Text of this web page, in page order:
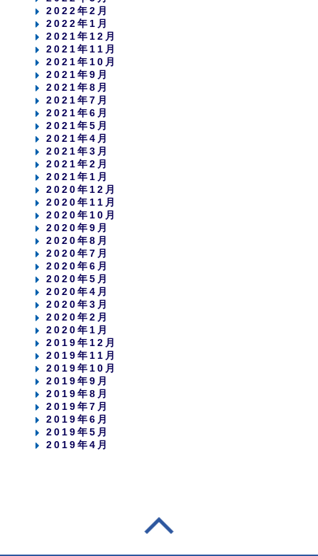
2022年2月
2022年1月
2021年12月
2021年11月
2021年10月
2021年9月
2021年8月
2021年7月
2021年6月
2021年5月
2021年4月
2021年3月
2021年2月
2021年1月
2020年12月
2020年11月
2020年10月
2020年9月
2020年8月
2020年7月
2020年6月
2020年5月
2020年4月
2020年3月
2020年2月
2020年1月
2019年12月
2019年11月
2019年10月
2019年9月
2019年8月
2019年7月
2019年6月
2019年5月
2019年4月